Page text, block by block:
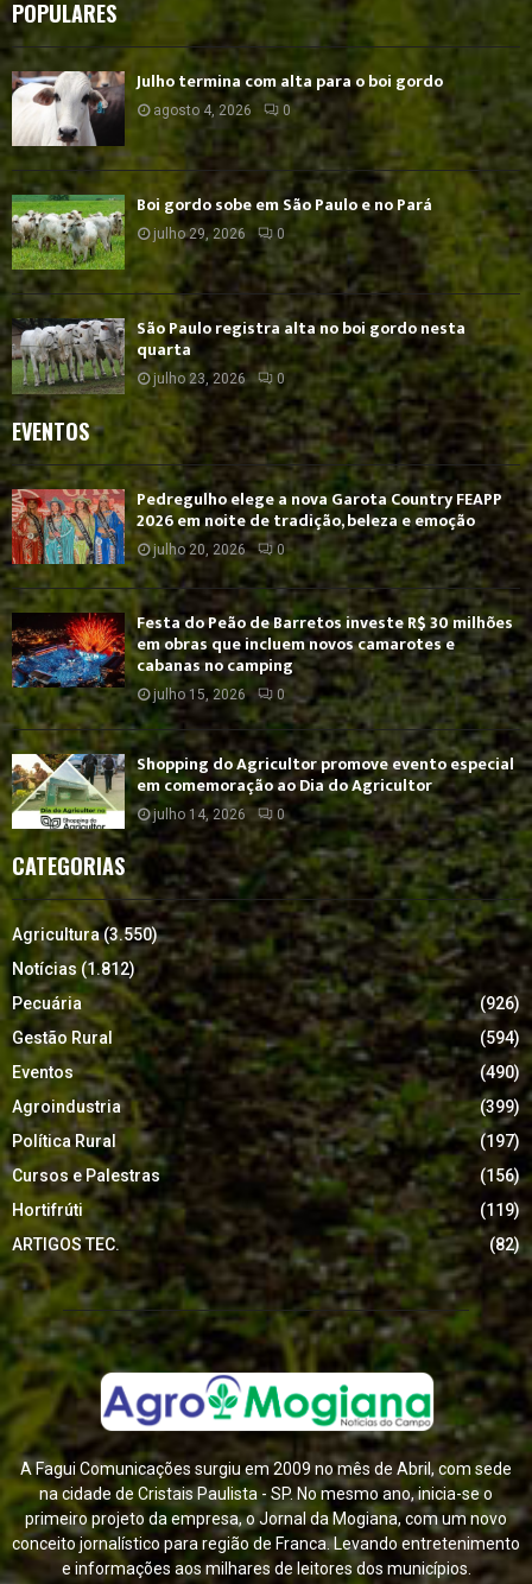
POPULARES
Julho termina com alta para o boi gordo
agosto 4, 2026 0
Boi gordo sobe em São Paulo e no Pará
julho 29, 2026 0
São Paulo registra alta no boi gordo nesta
quarta
julho 23, 2026 0
EVENTOS
Pedregulho elege a nova Garota Country FEAPP
2026 em noite de tradição, beleza e emoção
julho 20, 2026 0
Festa do Peão de Barretos investe R$ 30 milhões
em obras que incluem novos camarotes e
cabanas no camping
julho 15, 2026 0
Shopping do Agricultor promove evento especial
em comemoração ao Dia do Agricultor
julho 14, 2026 0
CATEGORIAS
Agricultura(3.550)
Notícias (1.812)
Pecuária
(926)
Gestão Rural
(594)
Eventos
(490)
Agroindustria
(399)
Política Rural
(197)
Cursos e Palestras
(156)
Hortifrúti
(119)
ARTIGOS TEC.
(82)
A Fagui Comunicações surgiu em 2009 no mês de Abril, com sede
na cidade de Cristais Paulista - SP. No mesmo ano, inicia-se o
primeiro projeto da empresa, o Jornal da Mogiana, com um novo
conceito jornalístico para região de Franca. Levando entretenimento
e informações aos milhares de leitores dos municípios.